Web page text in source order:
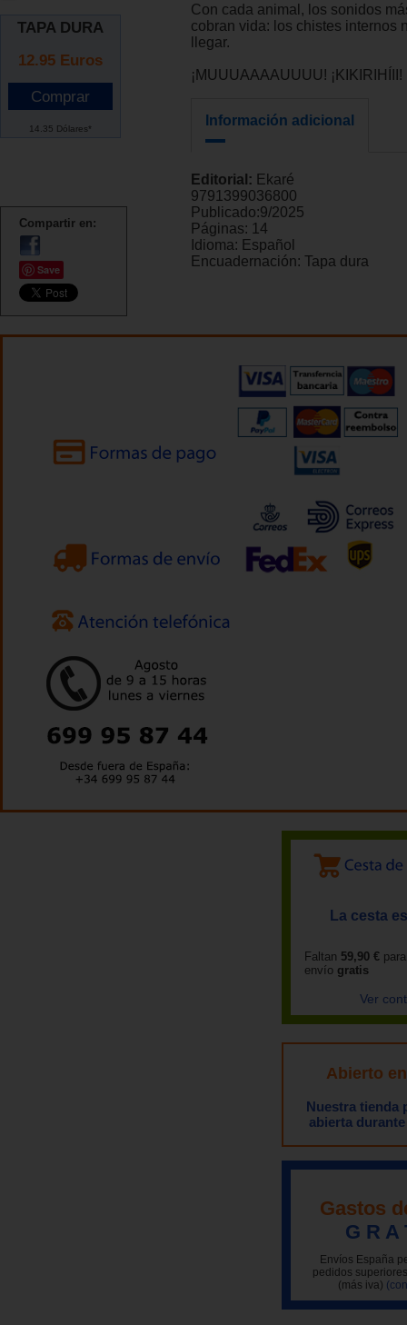
TAPA DURA
12.95 Euros
14.35 Dólares*
Compartir en:
Save
Con cada animal, los sonidos
cobran vida: los chistes internos
llegar.
¡MUUUAAAAUUUU!
Información adicional
Editorial: Ekaré
9791399036800
Publicado:9/2025
Páginas: 14
Idioma: Español
Encuadernación: Tapa dura
La cesta
Faltan 59,90 €
envío gratis
Ver
Abierto
Nuestra tienda
abierta
Gastos
G R A
Envíos España
pedidos
(más iva)